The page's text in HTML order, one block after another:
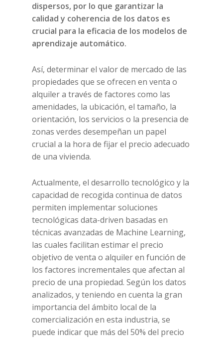
dispersos, por lo que garantizar la
calidad y coherencia de los datos es
crucial para la eficacia de los modelos de
aprendizaje automático.
Así, determinar el valor de mercado de las
propiedades que se ofrecen en venta o
alquiler a través de factores como las
amenidades, la ubicación, el tamaño, la
orientación, los servicios o la presencia de
zonas verdes desempeñan un papel
crucial a la hora de fijar el precio adecuado
de una vivienda.
Actualmente, el desarrollo tecnológico y la
capacidad de recogida continua de datos
permiten implementar soluciones
tecnológicas data-driven basadas en
técnicas avanzadas de Machine Learning,
las cuales facilitan estimar el precio
objetivo de venta o alquiler en función de
los factores incrementales que afectan al
precio de una propiedad. Según los datos
analizados, y teniendo en cuenta la gran
importancia del ámbito local de la
comercialización en esta industria, se
puede indicar que más del 50% del precio